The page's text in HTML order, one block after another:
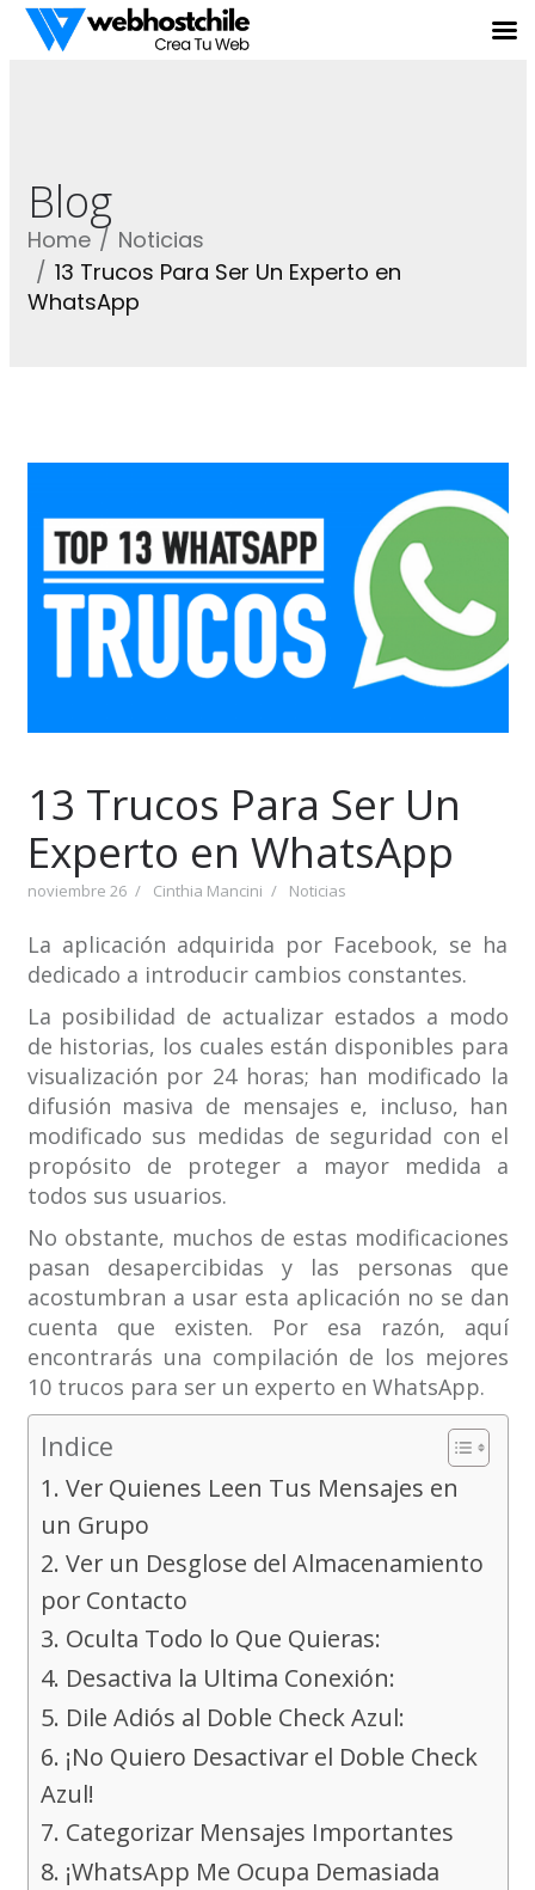
Blog
Home
Noticias
13 Trucos Para Ser Un Experto en
WhatsApp
13 Trucos Para Ser Un
Experto en WhatsApp
noviembre 26 Cinthia Mancini Noticias
La aplicación adquirida por Facebook, se ha
dedicado a introducir cambios constantes.
La posibilidad de actualizar estados a modo
de historias, los cuales están disponibles para
visualización por 24 horas; han modificado la
difusión masiva de mensajes e, incluso, han
modificado sus medidas de seguridad con el
propósito de proteger a mayor medida a
todos sus usuarios.
No obstante, muchos de estas modificaciones
pasan desapercibidas y las personas que
acostumbran a usar esta aplicación no se dan
cuenta que existen. Por esa razón, aquí
encontrarás una compilación de los mejores
10 trucos para ser un experto en WhatsApp.
Indice
1. Ver Quienes Leen Tus Mensajes en
un Grupo
2. Ver un Desglose del Almacenamiento
por Contacto
3. Oculta Todo lo Que Quieras:
4. Desactiva la Ultima Conexión:
5. Dile Adiós al Doble Check Azul:
6. ¡No Quiero Desactivar el Doble Check
Azul!
7. Categorizar Mensajes Importantes
8. ¡WhatsApp Me Ocupa Demasiada